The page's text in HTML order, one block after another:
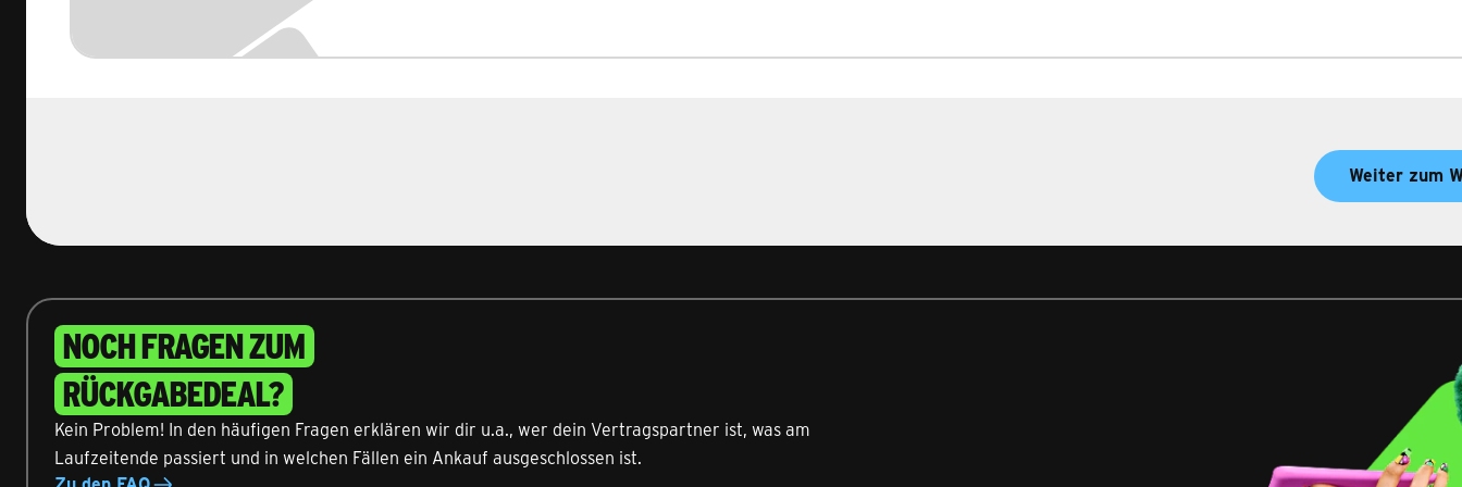
Weiter zum
NOCH FRAGEN ZUM
RÜCKGABEDEAL?
Kein Problem! In den häufigen Fragen erklären wir dir u.a., wer dein Vertragspartner ist, was am
Laufzeitende passiert und in welchen Fällen ein Ankauf ausgeschlossen ist.